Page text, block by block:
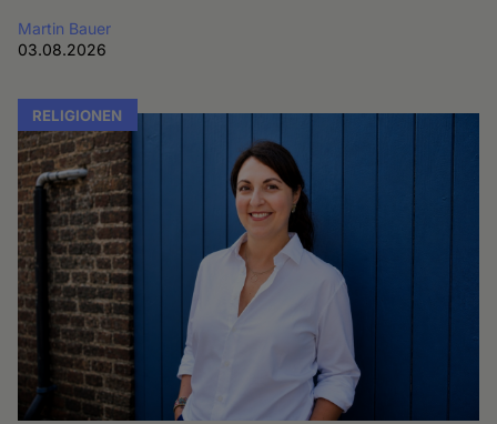
Martin Bauer
03.08.2026
RELIGIONEN